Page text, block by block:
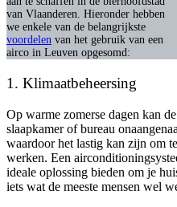
van Vlaanderen. Hieronder hebben
we enkele van de belangrijkste
voordelen van het gebruik van een
airco in Leuven opgesomd:
1. Klimaatbeheersing
Op warme zomerse dagen kan
slaapkamer of bureau
waardoor het lastig kan zijn om
werken. Een
ideale oplossing bieden om je
iets wat de meeste mensen wel